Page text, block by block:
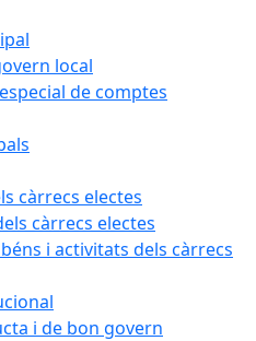
local
de comptes
càrrecs electes
càrrecs electes
i activitats dels càrrecs
i de bon govern